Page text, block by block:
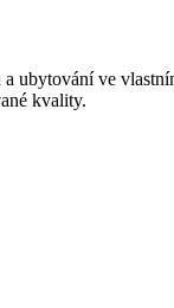
ubytování ve
kvality.